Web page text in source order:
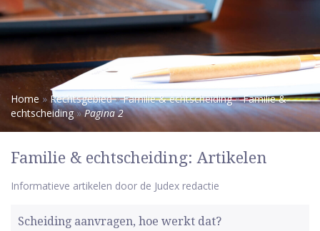
Home »Rechtsgebied»Familie & echtscheiding»Familie &
echtscheiding»Pagina 2
Familie & echtscheiding: Artikelen
Informatieve artikelen door de Judex redactie
Scheiding aanvragen, hoe werkt dat?